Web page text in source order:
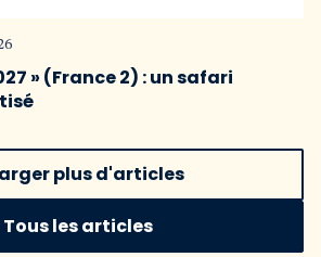
» (France 2) : un safari
plus d'articles
Tous les articles